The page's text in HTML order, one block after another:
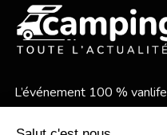
L’événement 100 % vanlife